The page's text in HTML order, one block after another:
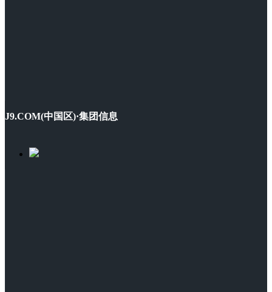
J9.COM(中国区)·集团信息